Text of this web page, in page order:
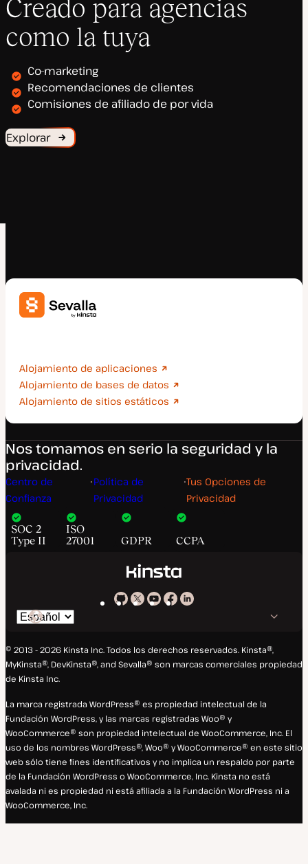
Creado para agencias
como la tuya
Co-marketing
Recomendaciones de clientes
Comisiones de afiliado de por vida
Explorar
Alojamiento de aplicaciones
Alojamiento de bases de datos
Alojamiento de sitios estáticos
Nos tomamos en serio la seguridad y la
privacidad.
Centro de
Confianza
Política de
Privacidad
Tus Opciones de
Privacidad
SOC 2
Type II
ISO
27001
GDPR CCPA
Kinsta
GitHub
Kinsta
X
Kinsta
YouTube
Kinsta
Facebook
Kinsta
LinkedIn
Cambiar
© 2013 - 2026 Kinsta Inc. Todos los derechos reservados. Kinsta®,
MyKinsta®, DevKinsta®, and Sevalla® son marcas comerciales propiedad
de Kinsta Inc.
La marca registrada WordPress® es propiedad intelectual de la
Fundación WordPress, y las marcas registradas Woo® y
WooCommerce® son propiedad intelectual de WooCommerce, Inc. El
uso de los nombres WordPress®, Woo® y WooCommerce® en este sitio
web sólo tiene fines identificativos y no implica un respaldo por parte
de la Fundación WordPress o WooCommerce, Inc. Kinsta no está
avalada ni es propiedad ni está afiliada a la Fundación WordPress ni a
WooCommerce, Inc.